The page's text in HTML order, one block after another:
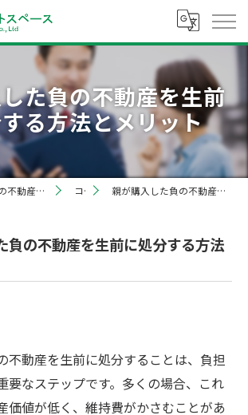
た負の不動産を生前
る方法とメリット
愛知県名古屋市の不動産売却なら株式会社ホットスペース コラム 親が購入した負の不動産を生前に処分する方法とメリット
負の不動産を生前に処分する方法
不動産を生前に処分することは、負担
要なステップです。多くの場合、これ
価値が低く、維持費がかさむことがあ